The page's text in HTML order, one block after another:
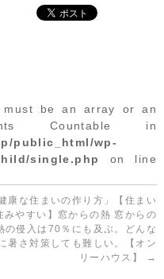
must be an array or an
Countable in
public_html/wp-
single.php
on line
健康な住まいの作り方」【住まい
みやすい】窓からの熱 窓からの
の侵入は70％にも及ぶ。どんな
暑さ対策しても難しい。【オン
リーハウス】
→